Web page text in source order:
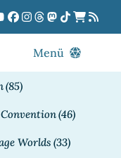
Menü
(85)
Convention(46)
Worlds (33)